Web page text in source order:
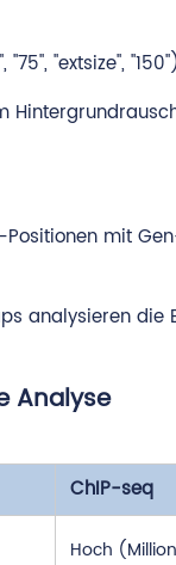
"extsize",
mit
analysieren die
Analyse
ChIP-seq
Hoch